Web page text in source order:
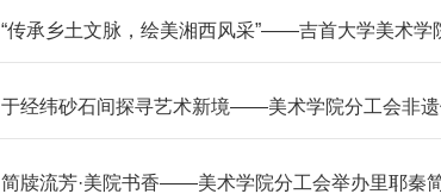
“传承乡土文脉，绘美湘西风采”——吉首大学美术学
于经纬砂石间探寻艺术新境——美术学院分工会非
简牍流芳·美院书香——美术学院分工会举办里耶秦